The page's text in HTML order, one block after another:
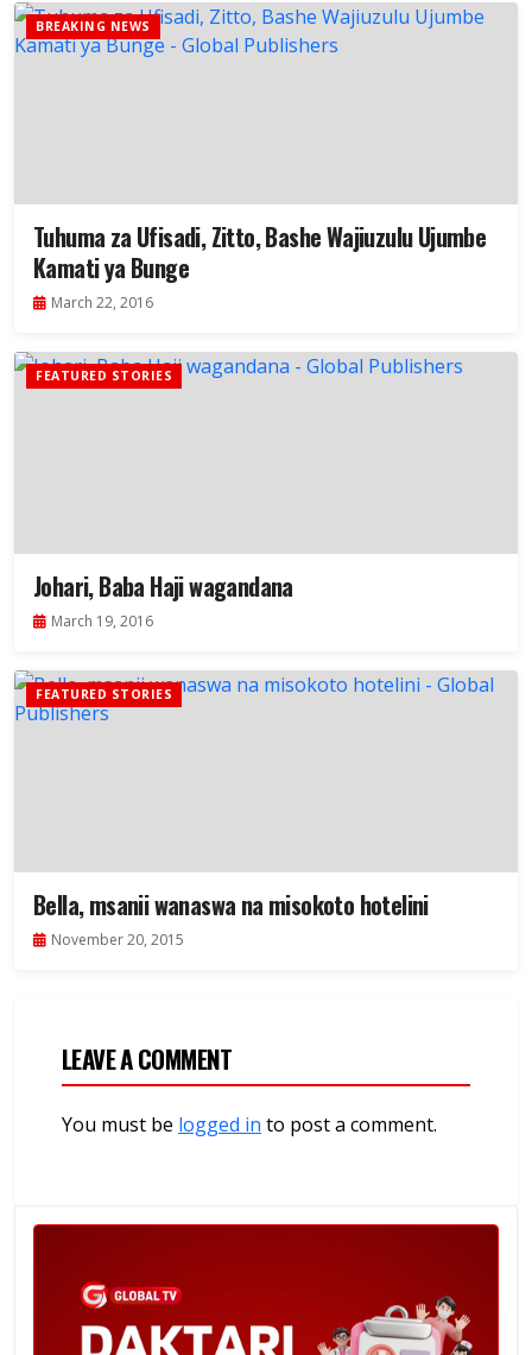
BREAKING NEWS
Tuhuma za Ufisadi, Zitto, Bashe Wajiuzulu Ujumbe
Kamati ya Bunge
March 22, 2016
FEATURED STORIES
Johari, Baba Haji wagandana
March 19, 2016
FEATURED STORIES
Bella, msanii wanaswa na misokoto hotelini
November 20, 2015
LEAVE A COMMENT
You must be logged in to post a comment.